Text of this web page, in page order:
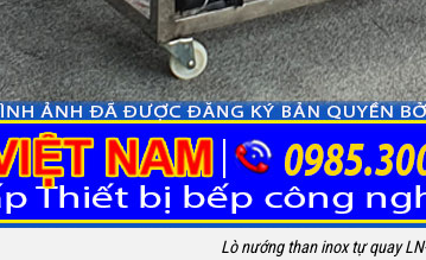
Lò nướng than inox tự quay